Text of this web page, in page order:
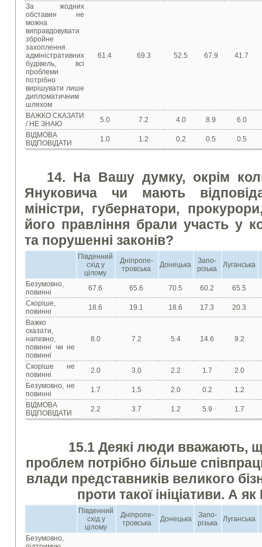
За жодних
обставин не
можна
виправдовувати
збройне
захоплення
адміністративних
будівель, всі
проблеми
потрібно
вирішувати лише
дипломатичним
шляхом
61.4 69.3 52.5 67.9 41.7
ВАЖКО СКАЗАТИ
/ НЕ ЗНАЮ
5.0 7.2 4.0 8.9
6.0
ВІДМОВА
ВІДПОВІДАТИ
1.0 1.2 0.2 0.5 0.5
14. На Вашу думку, окрім
Януковича чи мають
міністри, губернатори,
його правління брали участь у
та порушенні законів?
Південний
схід у
цілому
Дніпропе-
тровська
Донецька
Запо-
різька
Луганська
Безумовно,
повинні
67.6 65.6 70.5 60.2
65.5
Скоріше,
повинні
18.6 19.1 18.6 17.3
20.3
Важко
сказати,
напевно,
повинні чи не
повинні
8.0 7.2 5.4 14.6 9.2
Скоріше не
повинні
2.0 3.0 2.2 1.7
2.0
Безумовно, не
повинні
1.7 1.5 2.0 0.2
1.2
ВІДМОВА
ВІДПОВІДАТИ
2.2 3.7 1.2 5.9 1.7
15.1 Деякі люди вважають,
проблем потрібно більше
влади представників великого
проти такої ініціативи. А
Південний
схід у
цілому
Дніпропе-
тровська
Донецька
Запо-
різька
Луганська
Безумовно,